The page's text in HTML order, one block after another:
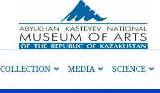
COLLECTION MEDIA SCIENCE